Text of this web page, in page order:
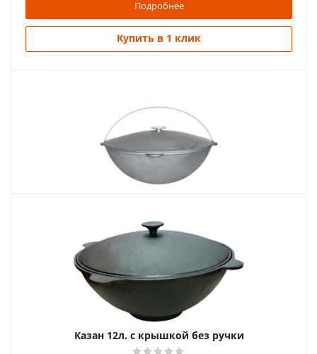
Подробнее
Купить в 1 клик
2 605руб.
Подробнее
Купить в 1 клик
Похожие товары
Казан 12л. с крышкой без ручки